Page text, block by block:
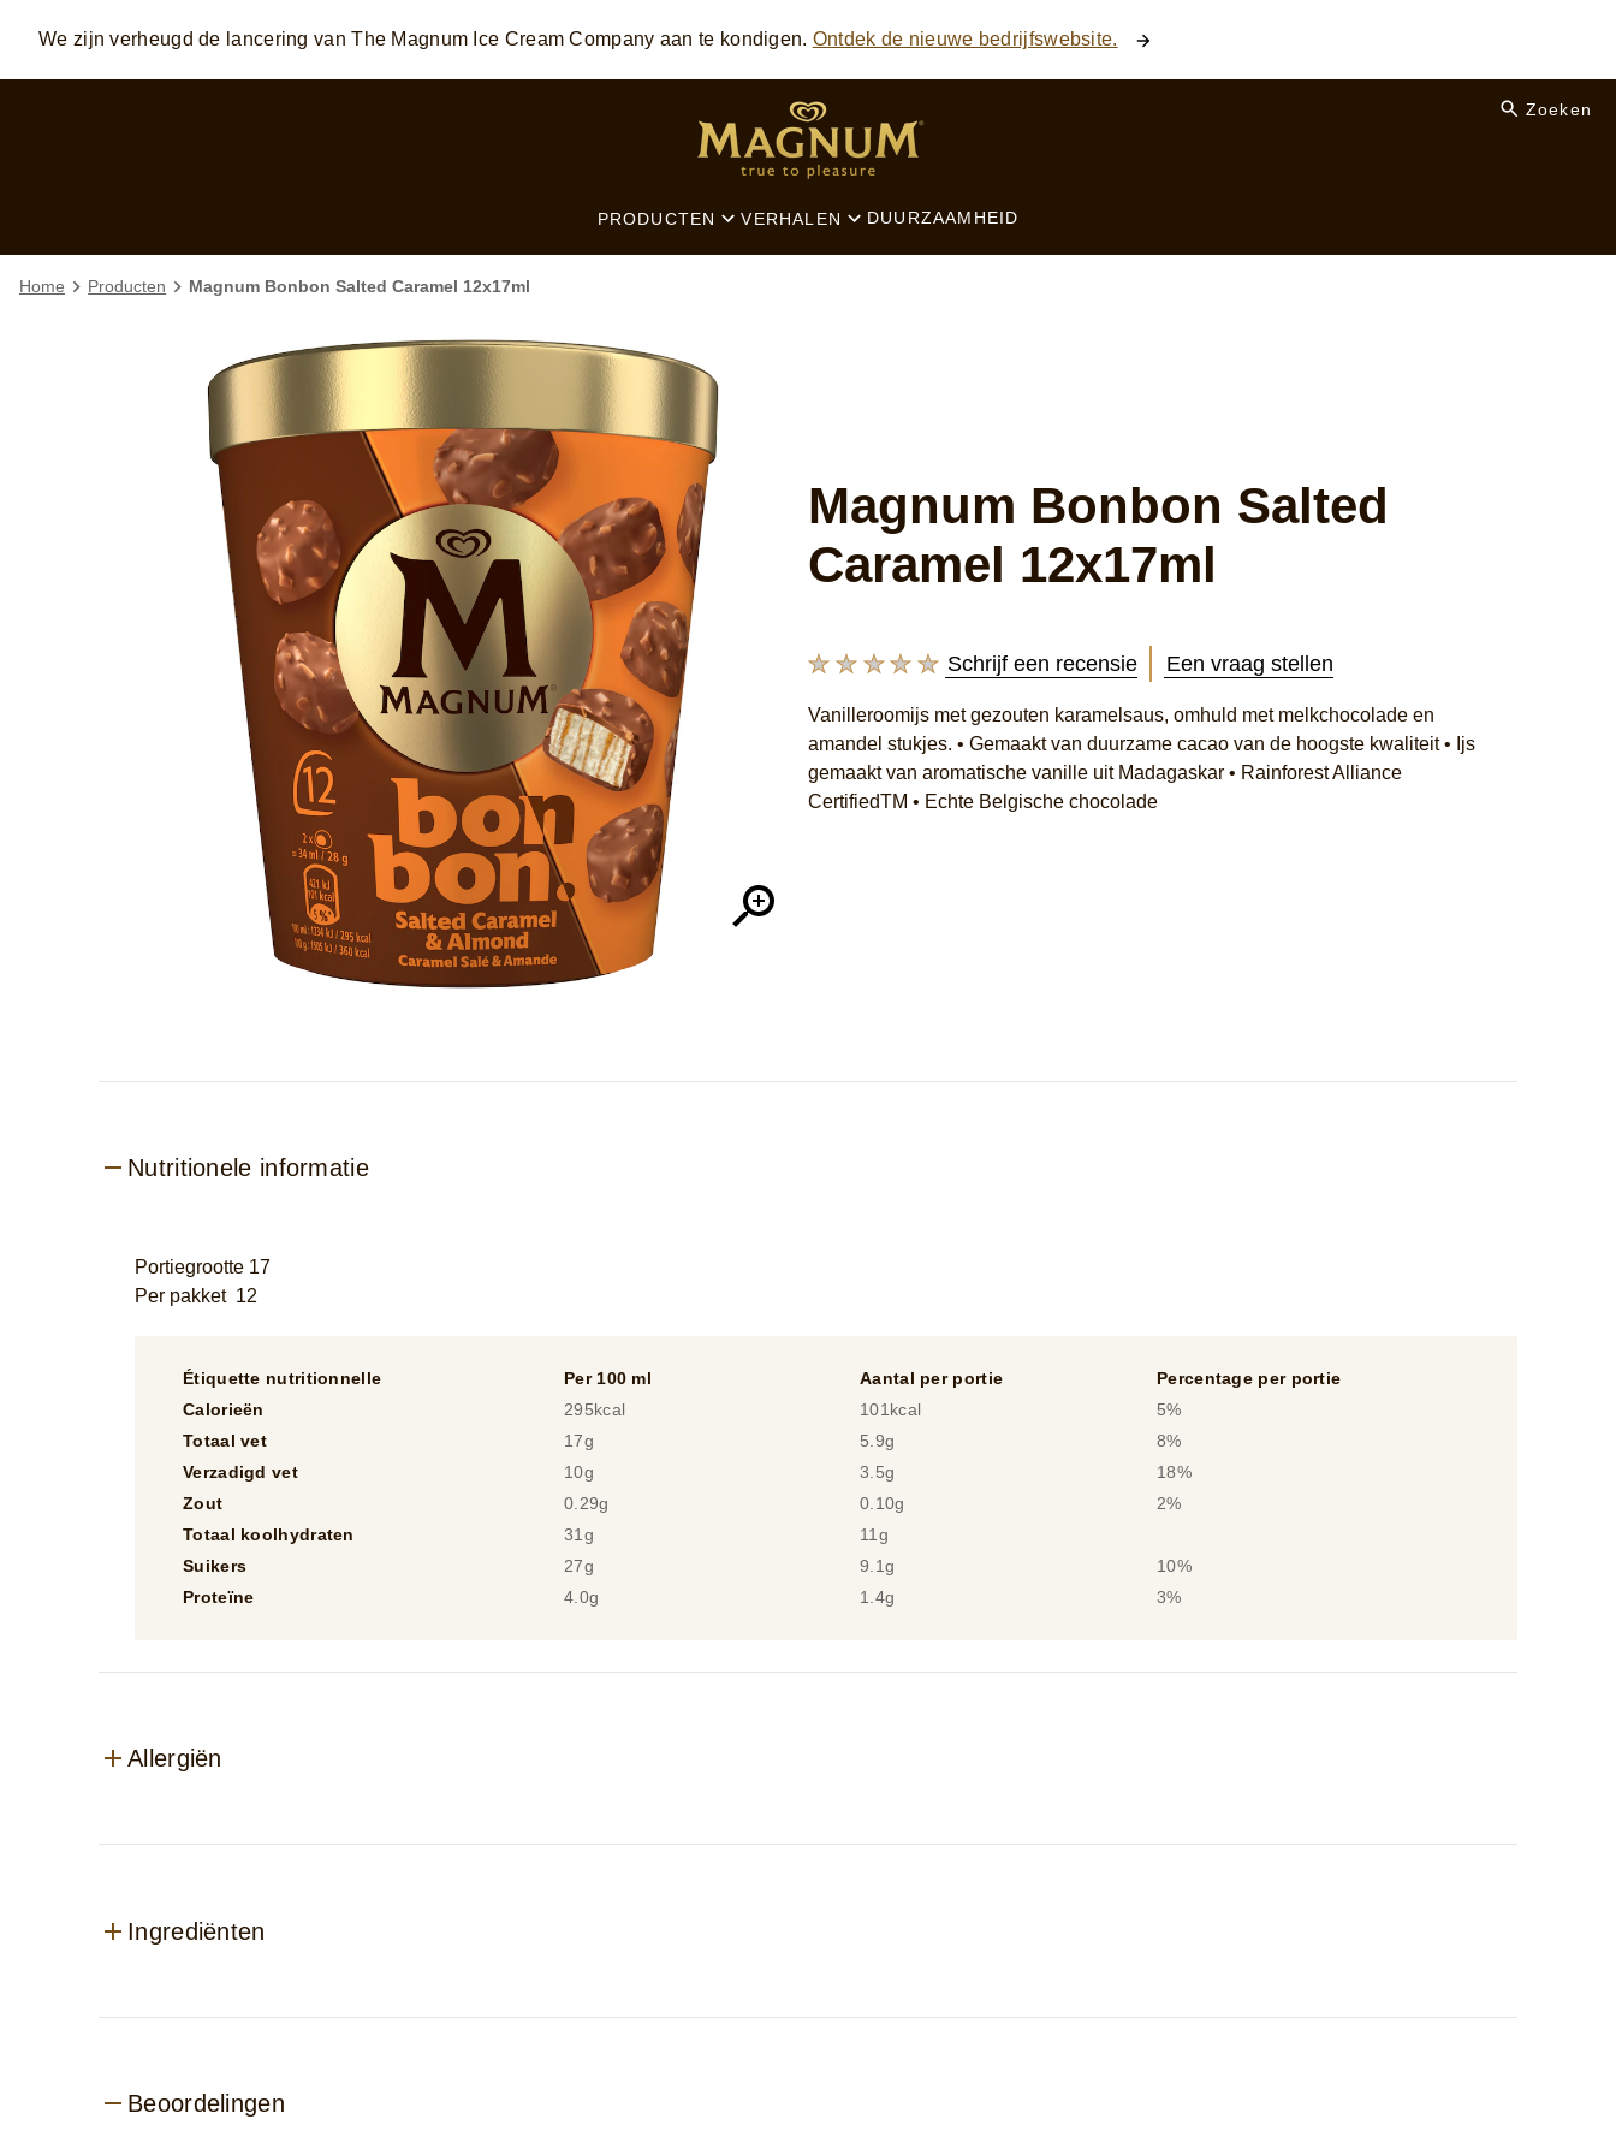
Skip to: MAIN CONTENT FOOTER SEARCH
We zijn verheugd de lancering van The Magnum Ice Cream Company aan te kondigen. Ontdek de nieuwe bedrijfswebsite.
PRODUCTEN VERHALEN DUURZAAMHEID
Zoeken
Home Producten Magnum Bonbon Salted Caramel 12x17ml
Magnum Bonbon Salted
Caramel 12x17ml
Geen
ingediend
voor
deze
product
Schrijf een recensie Een vraag stellen
Vanilleroomijs met gezouten karamelsaus, omhuld met melkchocolade en
amandel stukjes. • Gemaakt van duurzame cacao van de hoogste kwaliteit • Ijs
gemaakt van aromatische vanille uit Madagaskar • Rainforest Alliance
CertifiedTM • Echte Belgische chocolade
Nutritionele informatie
Portiegrootte 17
Per pakket 12
Étiquette nutritionnelle Per 100 ml Aantal per portie
Percentage per portie
Calorieën
295kcal 101kcal
5%
Totaal vet
17g 5.9g
8%
Verzadigd vet
10g 3.5g
18%
Zout
0.29g 0.10g
2%
Totaal koolhydraten
31g
11g
Suikers
27g 9.1g
10%
Proteïne
4.0g 1.4g 3%
Allergiën
Ingrediënten
Beoordelingen